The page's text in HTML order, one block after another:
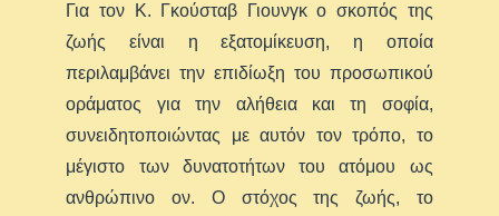
Για τον Κ. Γκούσταβ Γιουνγκ ο σκοπός της
ζωής είναι η εξατομίκευση, η οποία
περιλαμβάνει την επιδίωξη του προσωπικού
οράματος για την αλήθεια και τη σοφία,
συνειδητοποιώντας με αυτόν τον τρόπο, το
μέγιστο των δυνατοτήτων του ατόμου ως
ανθρώπινο ον. Ο στόχος της ζωής, το